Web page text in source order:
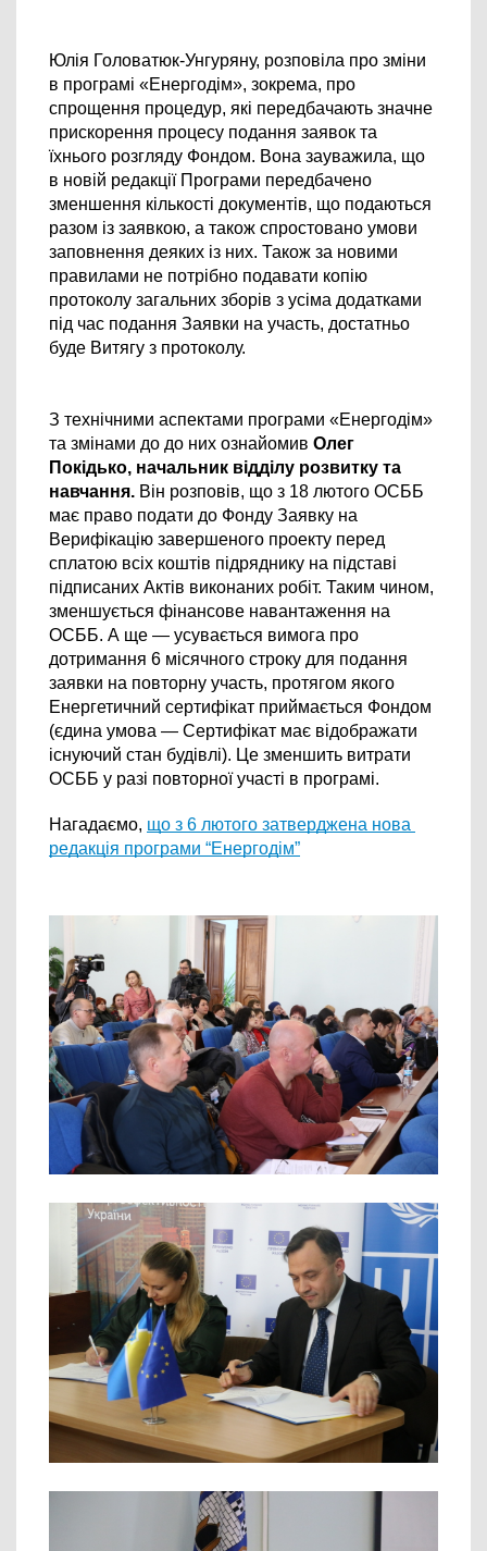
Юлія Головатюк-Унгуряну, розповіла про зміни
в програмі «Енергодім», зокрема, про
спрощення процедур, які передбачають значне
прискорення процесу подання заявок та
їхнього розгляду Фондом. Вона зауважила, що
в новій редакції Програми передбачено
зменшення кількості документів, що подаються
разом із заявкою, а також спростовано умови
заповнення деяких із них. Також за новими
правилами не потрібно подавати копію
протоколу загальних зборів з усіма додатками
під час подання Заявки на участь, достатньо
буде Витягу з протоколу.
З технічними аспектами програми «Енергодім»
та змінами до до них ознайомив Олег
Покідько, начальник відділу розвитку та
навчання. Він розповів, що з 18 лютого ОСББ
має право подати до Фонду Заявку на
Верифікацію завершеного проекту перед
сплатою всіх коштів підряднику на підставі
підписаних Актів виконаних робіт. Таким чином,
зменшується фінансове навантаження на
ОСББ. А ще — усувається вимога про
дотримання 6 місячного строку для подання
заявки на повторну участь, протягом якого
Енергетичний сертифікат приймається Фондом
(єдина умова — Сертифікат має відображати
існуючий стан будівлі). Це зменшить витрати
ОСББ у разі повторної участі в програмі.
Нагадаємо, що з 6 лютого затверджена нова
редакція програми “Енергодім”